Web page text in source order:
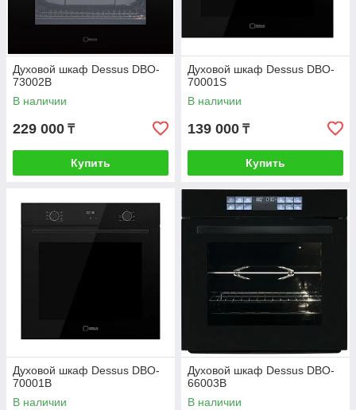
Духовой шкаф Dessus DBO-
73002B
В наличии
229 000 ₸
Купить
Духовой шкаф Dessus DBO-
70001S
В наличии
139 000 ₸
Купить
Духовой шкаф Dessus DBO-
70001B
В наличии
Духовой шкаф Dessus DBO-
66003B
В наличии